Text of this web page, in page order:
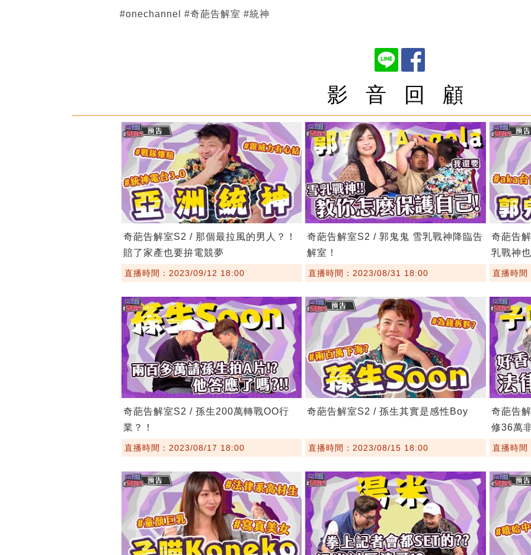
#onechannel #奇葩告解室 #統神
影 音 回 顧
奇葩告解室S2 / 那個最拉風的男人？！
賠了家產也要拚電競夢
直播時間：2023/09/12 18:00
奇葩告解室S2 / 郭鬼鬼 雪乳戰神降臨告
解室！
直播時間：2023/08/31 18:00
奇葩告
乳戰神
直播時
奇葩告解室S2 / 孫生200萬轉戰OO行
業？！
直播時間：2023/08/17 18:00
奇葩告解室S2 / 孫生其實是感性Boy
直播時間：2023/08/15 18:00
奇葩告
修36萬
直播時